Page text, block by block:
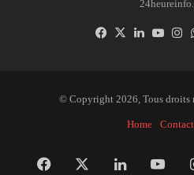
Facebook
X Linkedin
© Copyright 2026, Tous droits
Home
Facebook Linkedin